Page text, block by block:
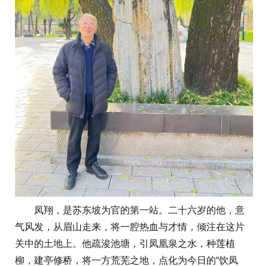
凤翔，是苏东坡为官的第一站。二十六岁的他，意
气风发，从眉山走来，将一腔热血与才情，倾注在这片
关中的土地上。他疏浚池塘，引凤凰泉之水，种莲植
柳，建亭修桥，将一方荒芜之地，点化为今日的“饮凤